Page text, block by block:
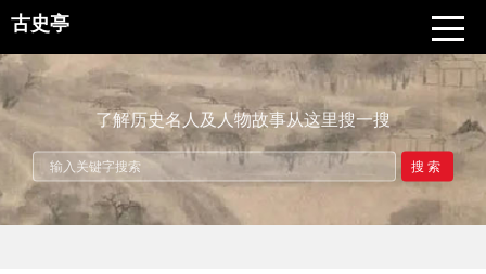
古史亭
了解历史名人及人物故事从这里搜一搜
搜索